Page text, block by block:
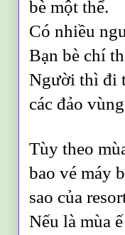
bè một thể.
Có nhiều
Bạn bè chí
Người thì đi
các đảo
Tùy theo
bao vé máy
sao của
Nếu là mùa